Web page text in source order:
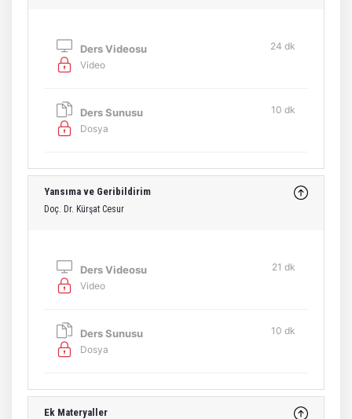
Ders Videosu
Video
24 dk
Ders Sunusu
Dosya
10 dk
Yansıma ve Geribildirim
Doç. Dr. Kürşat Cesur
Ders Videosu
Video
21 dk
Ders Sunusu
Dosya
10 dk
Ek Materyaller